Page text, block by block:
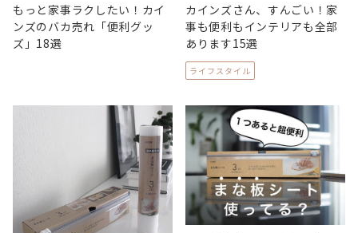
もっと家事ラクしたい！カイ
ンズのバカ売れ「便利グッ
ズ」18選
カインズさん、すんごい！家
事も便利もインテリアも全部
あります15選
ライフスタイル